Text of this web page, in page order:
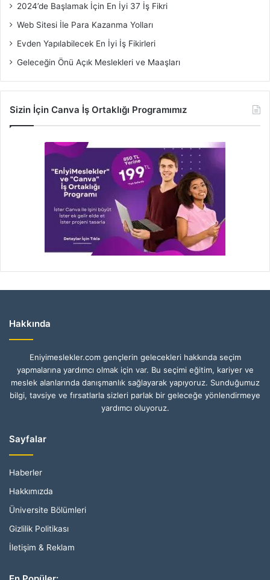
2024’de Başlamak İçin En İyi 37 İş Fikri
Web Sitesi İle Para Kazanma Yolları
Evden Yapılabilecek En İyi İş Fikirleri
Geleceğin Önü Açık Meslekleri ve Maaşları
Sizin İçin Canva İş Ortaklığı Programımız
Hakkında
Eniyimeslekler.com gençlerin gelecekleri hakkında seçim
yapmalarına yardımcı olmak için var. Bu seçimi eğitim, kariyer ve
meslek alanlarında danışmanlık sağlayarak yapıyoruz. Sunduğumuz
bilgi, tavsiye ve fırsatlarla sizleri parlak bir geleceğe yönlendirmeye
yardımcı oluyoruz.
Sayfalar
Haberler
Hakkımızda
Üniversite Bölümleri
Gizlilik Politikası
İletişim & Reklam